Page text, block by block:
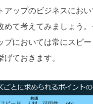
ップのビジネスにおい
めて考えてみましょう
プにおいては常にスピ
ておきます。